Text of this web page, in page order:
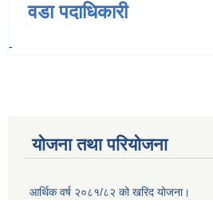
वडा पदाधिकारी
-
योजना तथा परियोजना
आर्थिक वर्ष २०८१/८२ को खरिद योजना।